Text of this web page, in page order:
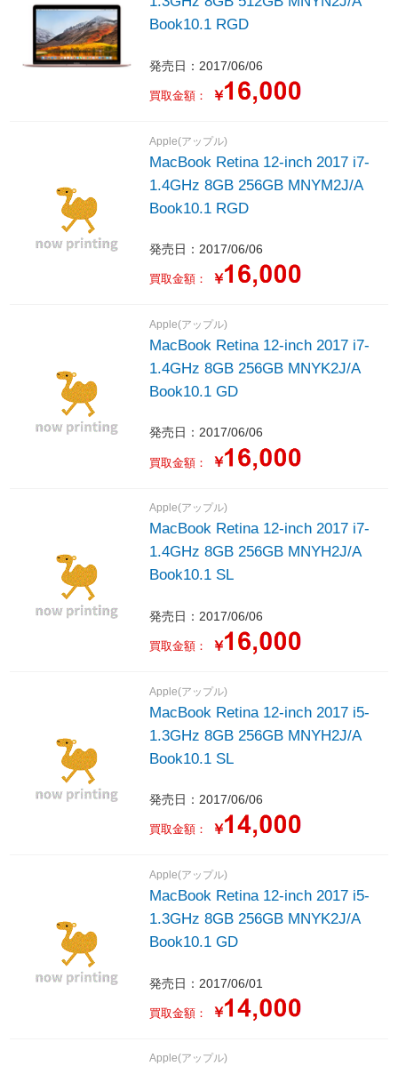
Book10.1 RGD
発売日：2017/06/06
買取金額： ￥
Apple(アップル)
MacBook Retina 12-inch 2017 i7-
1.4GHz 8GB 256GB MNYM2J/A
Book10.1 RGD
発売日：2017/06/06
買取金額： ￥
Apple(アップル)
MacBook Retina 12-inch 2017 i7-
1.4GHz 8GB 256GB MNYK2J/A
Book10.1 GD
発売日：2017/06/06
買取金額： ￥
Apple(アップル)
MacBook Retina 12-inch 2017 i7-
1.4GHz 8GB 256GB MNYH2J/A
Book10.1 SL
発売日：2017/06/06
買取金額： ￥
Apple(アップル)
MacBook Retina 12-inch 2017 i5-
1.3GHz 8GB 256GB MNYH2J/A
Book10.1 SL
発売日：2017/06/06
買取金額： ￥
Apple(アップル)
MacBook Retina 12-inch 2017 i5-
1.3GHz 8GB 256GB MNYK2J/A
Book10.1 GD
発売日：2017/06/01
買取金額： ￥
Apple(アップル)